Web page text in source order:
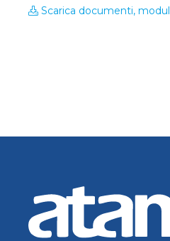
Scarica documenti,